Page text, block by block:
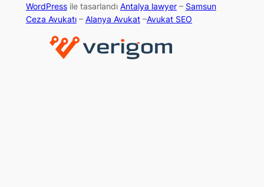
WordPressile tasarlandı Antalya lawyer– Samsun
Ceza Avukatı– Alanya Avukat–Avukat SEO